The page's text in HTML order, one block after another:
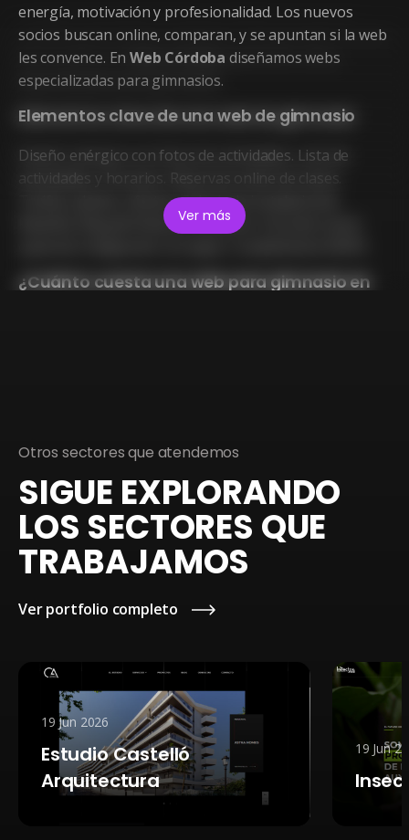
energía, motivación y profesionalidad. Los nuevos
socios buscan online, comparan, y se apuntan si la web
les convence. EnWeb Córdoba diseñamos webs
especializadas para gimnasios.
Elementos clave de una web de gimnasio
Diseño enérgico con fotos de actividades. Lista de
Tarifas, planes, ofertas. Galería de instalaciones.
Reseñas. Blog de fitness y nutrición. Zona de socios
¿Cuánto cuesta una web para gimnasio en
Ver más
Otros sectores que atendemos
SIGUE EXPLORANDO
LOS SECTORES QUE
TRABAJAMOS
Ver portfolio completo
Castelló
Insectos Med